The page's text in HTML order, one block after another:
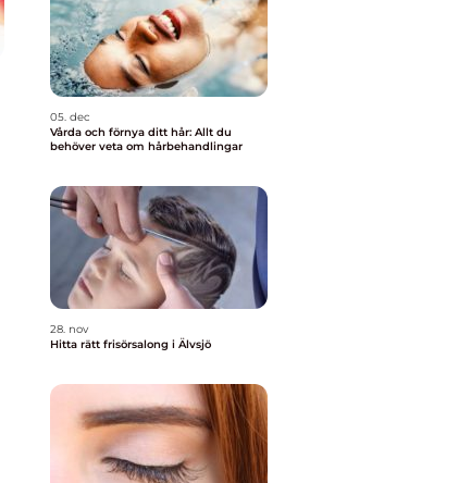
05. dec
Vårda och förnya ditt hår: Allt du
behöver veta om hårbehandlingar
28. nov
Hitta rätt frisörsalong i Älvsjö